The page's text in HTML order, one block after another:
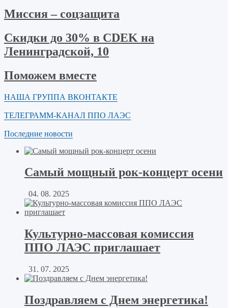
Миссия – соцзащита
Скидки до 30% в CDEK на
Ленинградской, 10
Поможем вместе
НАША ГРУППА ВКОНТАКТЕ
ТЕЛЕГРАММ-КАНАЛ ППО ЛАЭС
Последние новости
Самый мощный рок-концерт осени
04. 08. 2025
Культурно-массовая комиссия
ППО ЛАЭС приглашает
31. 07. 2025
Поздравляем с Днем энергетика!